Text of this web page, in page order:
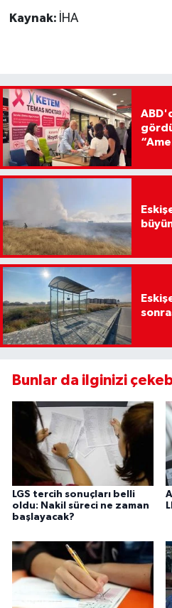
Kaynak: İHA
Bunlar da ilginizi
LGS tercih sonuçları belli
oldu: Nakil süreci ne zaman
başlayacak?